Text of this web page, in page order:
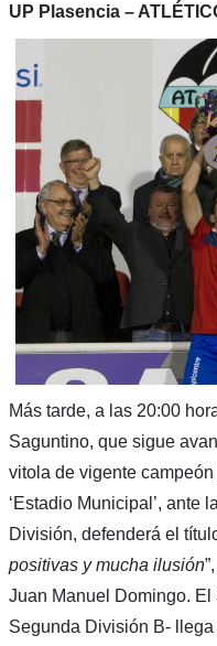
UP Plasencia –
Más tarde, a las 20:00
Saguntino, que sigue
vitola de vigente
‘Estadio Municipal’, ante
División, defenderá el
positivas y mucha ilusión
Juan Manuel Domingo.
Segunda División B-